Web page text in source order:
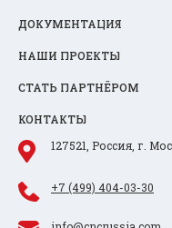
ДОКУМЕНТАЦИЯ
НАШИ ПРОЕКТЫ
СТАТЬ ПАРТНЁРОМ
КОНТАКТЫ
127521, Россия, г.
+7 (499) 404-03-30